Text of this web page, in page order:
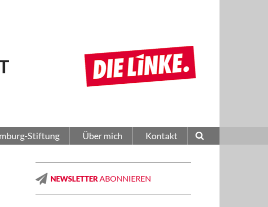
Stiftung Über mich Kontakt
NEWSLETTER ABONNIEREN